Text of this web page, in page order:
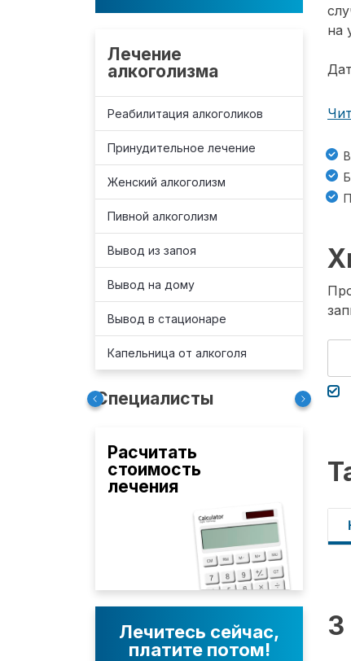
Лечение
алкоголизма
Реабилитация алкоголиков
Принудительное лечение
Женский алкоголизм
Пивной алкоголизм
Вывод из запоя
Вывод на дому
Вывод в стационаре
Капельница от алкоголя
Специалисты
Расчитать
стоимость
лечения
Лечитесь сейчас,
платите потом!
на
3